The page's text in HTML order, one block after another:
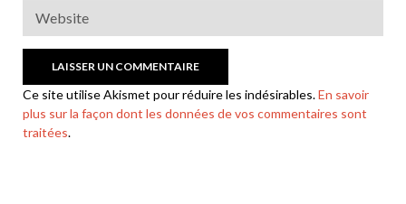
Ce site utilise Akismet pour réduire les indésirables.En savoir
plus sur la façon dont les données de vos commentaires sont
traitées.